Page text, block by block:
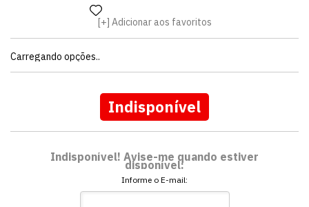
Adicionar aos favoritos
Carregando opções..
Indisponível
Indisponível! Avise-me quando estiver
disponível:
Informe o E-mail: